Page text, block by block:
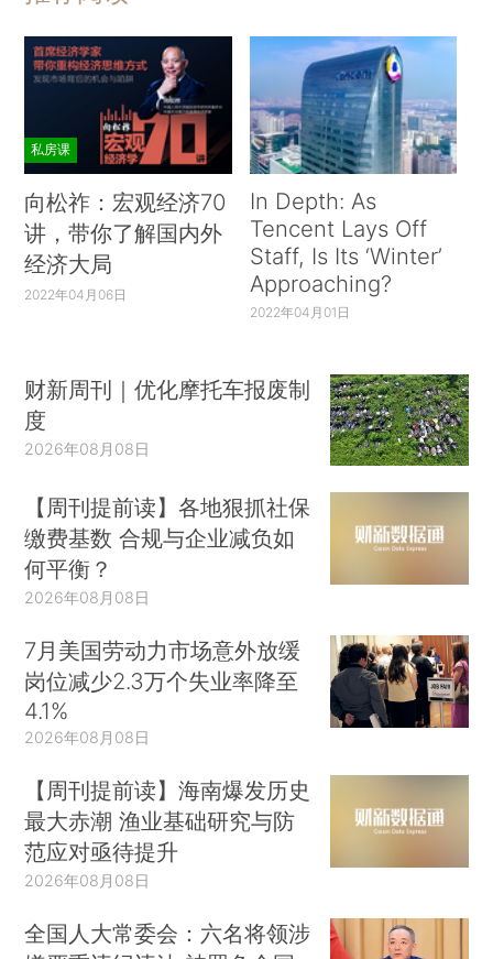
私房课
向松祚：宏观经济70
讲，带你了解国内外
经济大局
2022年04月06日
In Depth: As
Tencent Lays Off
Staff, Is Its ‘Winter’
Approaching?
2022年04月01日
财新周刊｜优化摩托车报废制
度
2026年08月08日
【周刊提前读】各地狠抓社保
缴费基数 合规与企业减负如
何平衡？
2026年08月08日
7月美国劳动力市场意外放缓
岗位减少2.3万个失业率降至
4.1%
2026年08月08日
【周刊提前读】海南爆发历史
最大赤潮 渔业基础研究与防
范应对亟待提升
2026年08月08日
全国人大常委会：六名将领涉